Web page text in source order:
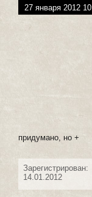
27 января 2012
придумано, но +
Зарегистрирован:
14.01.2012